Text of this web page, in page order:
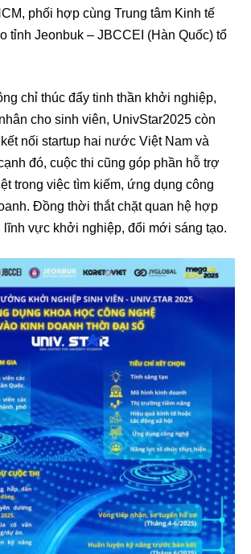
phối hợp cùng Trung tâm Kinh tế
tỉnh Jeonbuk – JBCCEI (Hàn Quốc) tổ
chỉ thúc đẩy tinh thần khởi nghiệp,
cho sinh viên, UnivStar2025 còn
nối startup hai nước Việt Nam và
đó, cuộc thi cũng góp phần hỗ trợ
trong việc tìm kiếm, ứng dụng công
Đồng thời thắt chặt quan hệ hợp
lĩnh vực khởi nghiệp, đổi mới sáng tạo.